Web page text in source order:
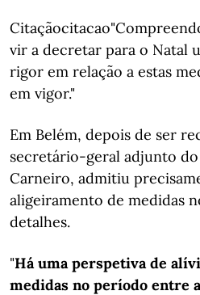
vir a decretar para o Natal
rigor em relação a estas
em vigor."
Em Belém, depois de ser
secretário-geral adjunto do
Carneiro, admitiu
aligeiramento de medidas
detalhes.
"Há uma perspetiva de
medidas no período entre